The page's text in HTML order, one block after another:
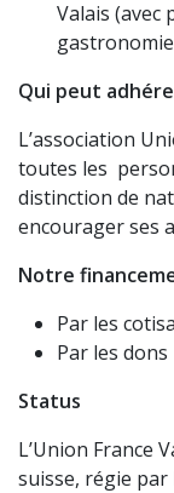
Valais (avec
Qui peut
L’association
toutes les
distinction de
encourager ses
Notre
Par les
Par les dons
Status
L’Union France
suisse, régie par